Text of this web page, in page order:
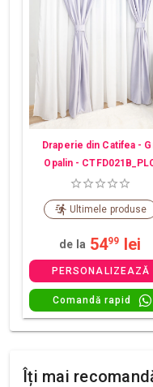
Draperie din Catifea -
Opalin -
Ultimele produse
de la 5499 lei
PERSONALIZEAZĂ
Comandă rapid
Îți mai